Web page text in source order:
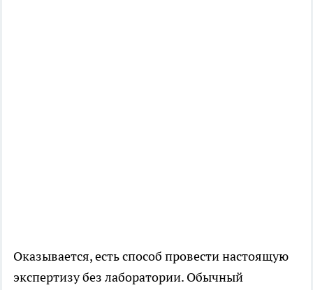
Оказывается, есть способ провести настоящую
экспертизу без лаборатории. Обычный